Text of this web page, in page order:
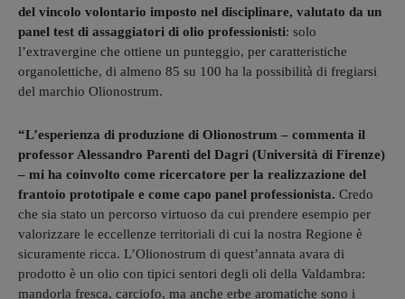
del vincolo volontario imposto nel disciplinare, valutato da un
panel test di assaggiatori di olio professionisti: solo
l’extravergine che ottiene un punteggio, per caratteristiche
organolettiche, di almeno 85 su 100 ha la possibilità di fregiarsi
del marchio Olionostrum.
“L’esperienza di produzione di Olionostrum – commenta il
professor Alessandro Parenti del Dagri (Università di Firenze)
– mi ha coinvolto come ricercatore per la realizzazione del
frantoio prototipale e come capo panel professionista. Credo
che sia stato un percorso virtuoso da cui prendere esempio per
valorizzare le eccellenze territoriali di cui la nostra Regione è
sicuramente ricca. L’Olionostrum di quest’annata avara di
prodotto è un olio con tipici sentori degli oli della Valdambra:
mandorla fresca, carciofo, ma anche erbe aromatiche sono i